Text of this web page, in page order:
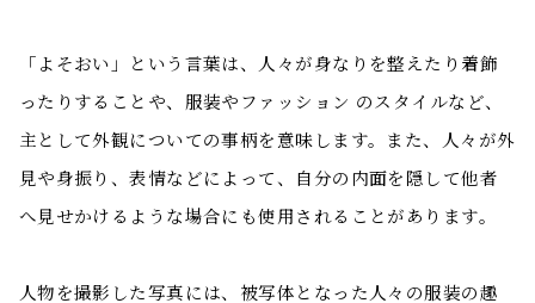
「よそおい」という言葉は、人々が身なりを整えたり着飾
ったりすることや、服装やファッション のスタイルなど、
主として外観についての事柄を意味します。また、人々が外
見や身振り、表情などによって、自分の内面を隠して他者
へ見せかけるような場合にも使用されることがあります。
人物を撮影した写真には、被写体となった人々の服装の趣